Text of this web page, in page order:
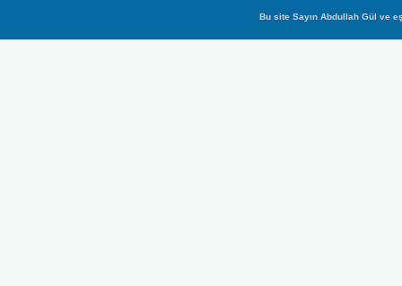
Bu site Sayın Abdullah Gül ve